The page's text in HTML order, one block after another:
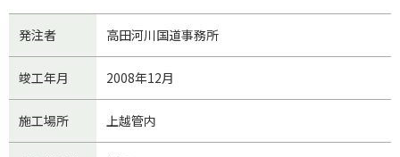
発注者 高田河川国道事務所
竣工年月 2008年12月
施工場所 上越管内